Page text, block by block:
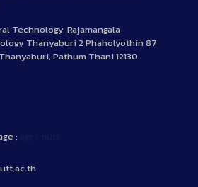
Technology, Rajamangala
Thanyaburi 2 Phaholyothin 87
Pathum Thani 12130
: